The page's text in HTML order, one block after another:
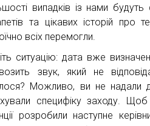
випадків із нами
та цікавих історій
всіх перемогли.
ситуацію: дата вже
звук, який не
Можливо, ви не надали
специфіку заходу.
розробили наступне